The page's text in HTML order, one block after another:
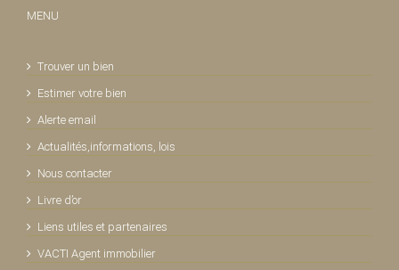
MENU
Trouver un bien
Estimer votre bien
Alerte email
Actualités,informations, lois
Nous contacter
Livre d’or
Liens utiles et partenaires
VACTI Agent immobilier